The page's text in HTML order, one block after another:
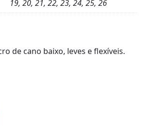
19, 20, 21, 22, 23, 24, 25, 26
de cano baixo, leves e flexíveis.